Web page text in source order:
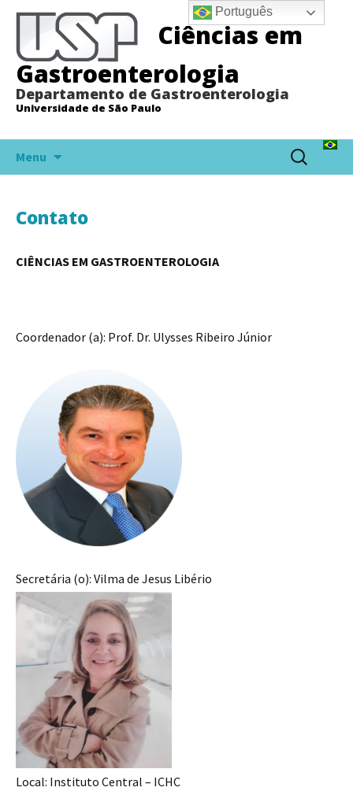
Ciências em
Gastroenterologia
Departamento de Gastroenterologia
Universidade de São Paulo
Menu
Pesquisar
por:
Contato
CIÊNCIAS EM GASTROENTEROLOGIA
Coordenador (a): Prof. Dr. Ulysses Ribeiro Júnior
Secretária (o): Vilma de Jesus Libério
Local: Instituto Central – ICHC
Português